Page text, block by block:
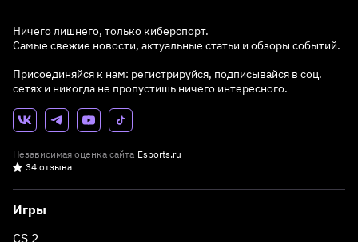
Ничего лишнего, только киберспорт.
Самые свежие новости, актуальные статьи и обзоры событий.
Присоединяйся к нам: регистрируйся, подписывайся в соц.
сетях и никогда не пропустишь ничего интересного.
Независимая оценка сайта Esports.ru
34 отзыва
Игры
CS 2